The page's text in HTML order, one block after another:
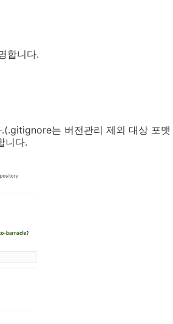
합니다.
는 버전관리 제외 대상 포
니다.